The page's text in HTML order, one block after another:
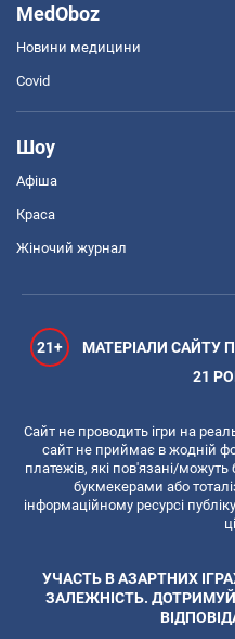
MedOboz
Новини медицини
Covid
Шоу
Афіша
Краса
Жіночий журнал
21+
МАТЕРІАЛИ САЙТУ
21
Сайт не проводить ігри на
сайт не приймає в жодній
платежів, які пов'язані/
букмекерами або
інформаційному ресурсі
УЧАСТЬ В АЗАРТНИХ
ЗАЛЕЖНІСТЬ.